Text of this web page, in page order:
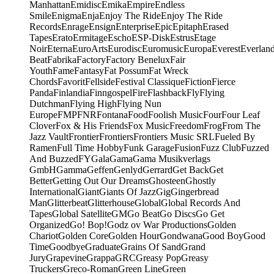
ManhattanEmidiscEmikaEmpireEndless
SmileEnigmaEnjaEnjoy The RideEnjoy The Ride
RecordsEnrageEnsignEnterpriseEpicEpitaphErased
TapesEratoErmitageEschoESP-DiskEstrusEtage
NoirEternaEuroArtsEurodiscEuromusicEuropaEverest
BeatFabrikaFactoryFactory BeneluxFair
YouthFameFantasyFat PossumFat Wreck
ChordsFavoritFellsideFestival ClassiqueFictionFierce
PandaFinlandiaFinngospelFireFlashbackFlyFlying
DutchmanFlying HighFlying Nun
EuropeFMPFNRFontanaFoodFoolish MusicFourFour Leaf
CloverFox & His FriendsFox MusicFreedomFrogFrom The
Jazz VaultFrontierFrontiersFrontiers Music SRLFueled By
RamenFull Time HobbyFunk GarageFusionFuzz ClubFuzzed
And BuzzedFYGalaGamaGama Musikverlags
GmbHGammaGeffenGenlydGerrardGet BackGet
BetterGetting Out Our DreamsGhosteenGhostly
InternationalGiantGiants Of JazzGigGingerbread
ManGlitterbeatGlitterhouseGlobalGlobal Records And
TapesGlobal SatelliteGMGo BeatGo DiscsGo Get
OrganizedGo! Bop!Godz ov War ProductionsGolden
ChariotGolden CoreGolden HourGondwanaGood BoyGood
TimeGoodbyeGraduateGrains Of SandGrand
JuryGrapevineGrappaGRCGreasy PopGreasy
TruckersGreco-RomanGreen LineGreen